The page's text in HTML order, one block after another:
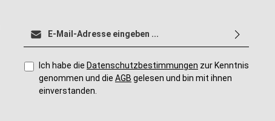
E-Mail-Adresse*
Ich habe die Datenschutzbestimmungen zur Kenntnis
genommen und die AGB gelesen und bin mit ihnen
einverstanden.